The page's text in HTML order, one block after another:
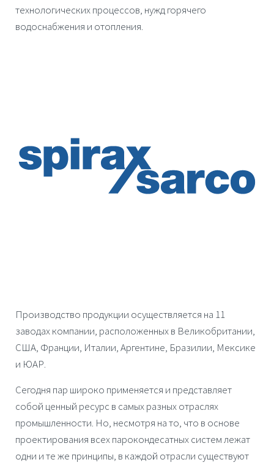
технологических процессов, нужд горячего
водоснабжения и отопления.
Производство продукции осуществляется на 11
заводах компании, расположенных в Великобритании,
США, Франции, Италии, Аргентине, Бразилии, Мексике
и ЮАР.
Сегодня пар широко применяется и представляет
собой ценный ресурс в самых разных отраслях
промышленности. Но, несмотря на то, что в основе
проектирования всех парокондесатных систем лежат
одни и те же принципы, в каждой отрасли существуют